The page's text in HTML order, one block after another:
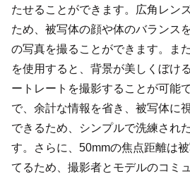
たせることができます。広角レン
ため、被写体の顔や体のバランス
の写真を撮ることができます。ま
を使用すると、背景が美しくぼけ
ートレートを撮影することが可能
で、余計な情報を省き、被写体に
できるため、シンプルで洗練され
す。さらに、50mmの焦点距離は
てるため、撮影者とモデルのコミ